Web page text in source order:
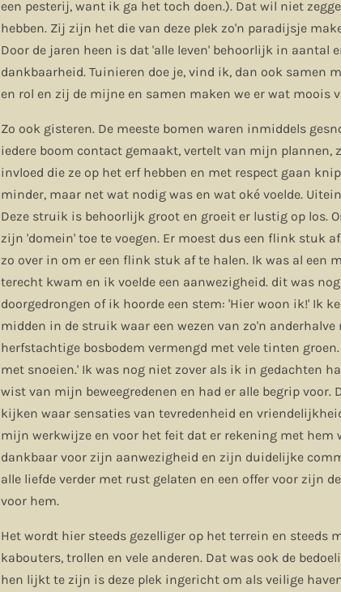
een pesterij, want ik ga het toch doen.). Dat wil niet
hebben. Zij zijn het die van deze plek zo'n paradijsje
Door de jaren heen is dat 'alle leven' behoorlijk in aantal
dankbaarheid. Tuinieren doe je, vind ik, dan ook samen
en rol en zij de mijne en samen maken we er wat moois
Zo ook gisteren. De meeste bomen waren inmiddels
iedere boom contact gemaakt, vertelt van mijn plannen,
invloed die ze op het erf hebben en met respect gaan
minder, maar net wat nodig was en wat oké voelde.
Deze struik is behoorlijk groot en groeit er lustig op los.
zijn 'domein' toe te voegen. Er moest dus een flink stuk
zo over in om er een flink stuk af te halen. Ik was al een
terecht kwam en ik voelde een aanwezigheid. dit was
doorgedrongen of ik hoorde een stem: 'Hier woon ik!' Ik
midden in de struik waar een wezen van zo'n
herfstachtige bosbodem vermengd met vele tinten
met snoeien.' Ik was nog niet zover als ik in gedachten
wist van mijn beweegredenen en had er alle begrip
kijken waar sensaties van tevredenheid en
mijn werkwijze en voor het feit dat er rekening met hem
dankbaar voor zijn aanwezigheid en zijn duidelijke
alle liefde verder met rust gelaten en een offer voor zijn
voor hem.
Het wordt hier steeds gezelliger op het terrein en steeds
kabouters, trollen en vele anderen. Dat was ook de
hen lijkt te zijn is deze plek ingericht om als veilige